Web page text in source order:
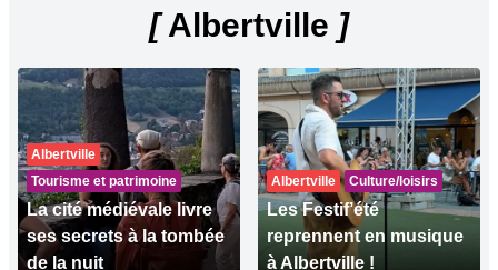
[Albertville ]
Albertville
Tourisme et patrimoine
La cité médiévale livre
ses secrets à la tombée
de la nuit
Albertville Culture/loisirs
Les Festif’été
reprennent en musique
à Albertville !